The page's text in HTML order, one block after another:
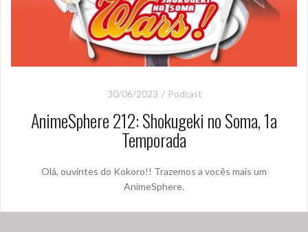
30/06/2023 Podcast
AnimeSphere 212: Shokugeki no Soma, 1a
Temporada
Olá, ouvintes do Kokoro!! Trazemos a vocês mais um
AnimeSphere.